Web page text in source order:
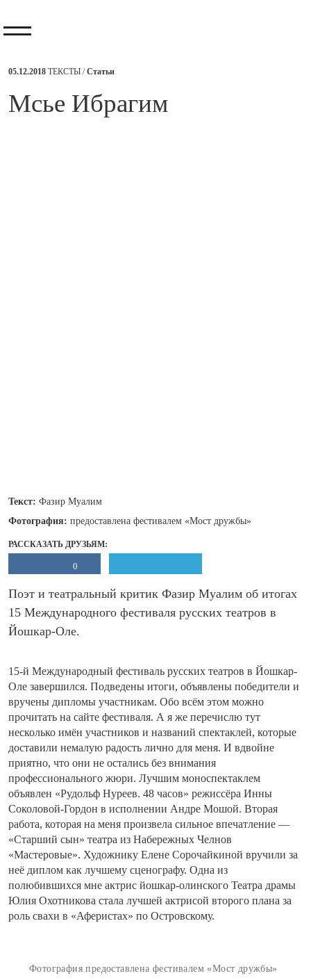
05.12.2018 ТЕКСТЫ /Статьи
​Мсье Ибрагим
Текст: Фазир Муалим
Фотография: предоставлена фестивалем «Мост дружбы»
РАССКАЗАТЬ ДРУЗЬЯМ:
0
Поэт и театральный критик Фазир Муалим об итогах
15 Международного фестиваля русских театров в
Йошкар-Оле.
15-й Международный фестиваль русских театров в Йошкар-
Оле завершился. Подведены итоги, объявлены победители и
вручены дипломы участникам. Обо всём этом можно
прочитать на сайте фестиваля. А я же перечислю тут
несколько имён участников и названий спектаклей, которые
доставили немалую радость лично для меня. И вдвойне
приятно, что они не остались без внимания
профессионального жюри. Лучшим моноспектаклем
объявлен «Рудольф Нуреев. 48 часов» режиссёра Инны
Соколовой-Гордон в исполнении Андре Мошой. Вторая
работа, которая на меня произвела сильное впечатление —
«Старший сын» театра из Набережных Челнов
«Мастеровые». Художнику Елене Сорочайкиной вручили за
неё диплом как лучшему сценографу. Одна из
полюбившихся мне актрис йошкар-олинского Театра драмы
Юлия Охотникова стала лучшей актрисой второго плана за
роль свахи в «Аферистах» по Островскому.
Фотография предоставлена фестивалем «Мост дружбы»